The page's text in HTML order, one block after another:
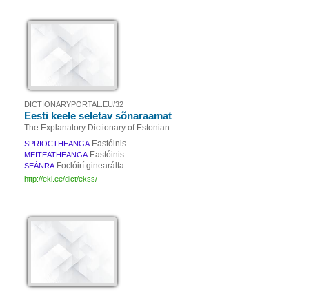
DICTIONARYPORTAL.EU/32
Eesti keele seletav sõnaraamat
The Explanatory Dictionary of Estonian
SPRIOCTHEANGA Eastóinis
MEITEATHEANGA Eastóinis
SEÁNRA Foclóirí ginearálta
http://eki.ee/dict/ekss/